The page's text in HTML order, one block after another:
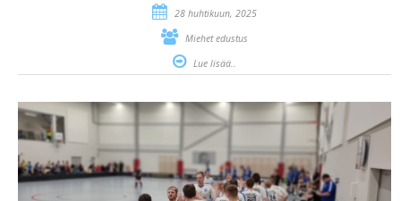
28 huhtikuun, 2025
Miehet edustus
Lue lisää..